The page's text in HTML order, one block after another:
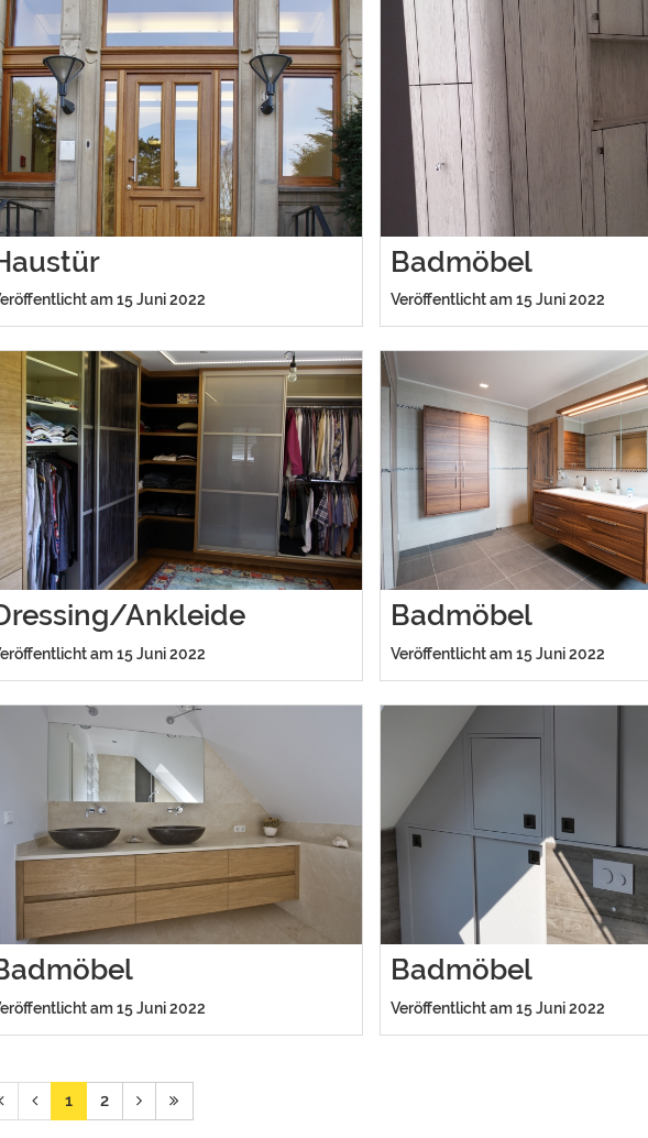
am 15 Juni 2022
Badmöbel
Veröffentlicht am 15 Juni 2022
Ankleide
am 15 Juni 2022
Badmöbel
Veröffentlicht am 15 Juni 2022
am 15 Juni 2022
Badmöbel
Veröffentlicht am 15 Juni 2022
1 2